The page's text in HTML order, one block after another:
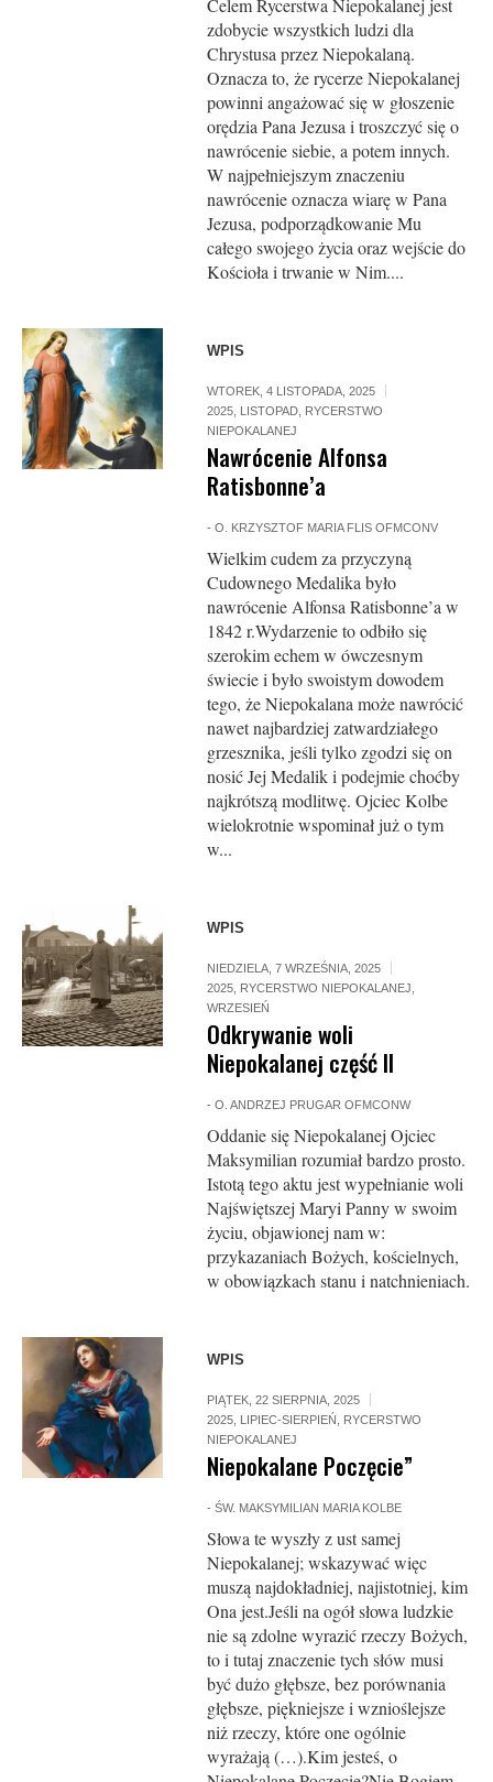
zdobycie wszystkich ludzi dla
Chrystusa przez Niepokalaną.
Oznacza to, że rycerze Niepokalanej
powinni angażować się w głoszenie
orędzia Pana Jezusa i troszczyć się o
nawrócenie siebie, a potem innych.
W najpełniejszym znaczeniu
nawrócenie oznacza wiarę w Pana
Jezusa, podporządkowanie Mu
całego swojego życia oraz wejście do
Kościoła i trwanie w Nim....
WPIS
WTOREK, 4 LISTOPADA, 2025
2025 LISTOPAD RYCERSTWO
NIEPOKALANEJ
Nawrócenie Alfonsa
Ratisbonne’a
-O. KRZYSZTOF MARIA FLIS OFMCONV
Wielkim cudem za przyczyną
Cudownego Medalika było
nawrócenie Alfonsa Ratisbonne’a w
1842 r.Wydarzenie to odbiło się
szerokim echem w ówczesnym
świecie i było swoistym dowodem
tego, że Niepokalana może nawrócić
nawet najbardziej zatwardziałego
grzesznika, jeśli tylko zgodzi się on
nosić Jej Medalik i podejmie choćby
najkrótszą modlitwę. Ojciec Kolbe
wielokrotnie wspominał już o tym
w...
WPIS
NIEDZIELA, 7 WRZEŚNIA, 2025
2025 RYCERSTWO NIEPOKALANEJ
WRZESIEŃ
Odkrywanie woli
Niepokalanej część II
-O. ANDRZEJ PRUGAR OFMCONW
Oddanie się Niepokalanej Ojciec
Maksymilian rozumiał bardzo prosto.
Istotą tego aktu jest wypełnianie woli
Najświętszej Maryi Panny w swoim
życiu, objawionej nam w:
przykazaniach Bożych, kościelnych,
w obowiązkach stanu i natchnieniach.
WPIS
PIĄTEK, 22 SIERPNIA, 2025
2025 LIPIEC-SIERPIEŃ
RYCERSTWO
NIEPOKALANEJ
Niepokalane Poczęcie”
-ŚW. MAKSYMILIAN MARIA KOLBE
Słowa te wyszły z ust samej
Niepokalanej; wskazywać więc
muszą najdokładniej, najistotniej, kim
Ona jest.Jeśli na ogół słowa ludzkie
nie są zdolne wyrazić rzeczy Bożych,
to i tutaj znaczenie tych słów musi
być dużo głębsze, bez porównania
głębsze, piękniejsze i wznioślejsze
niż rzeczy, które one ogólnie
wyrażają (…).Kim jesteś, o